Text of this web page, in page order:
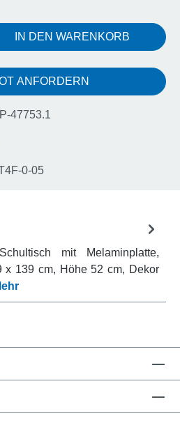
den gewünschten
IN DEN WARENKORB
ANFORDERN
47753.1
0-05
mit Melaminplatte,
x 139 cm, Höhe 52 cm, Dekor